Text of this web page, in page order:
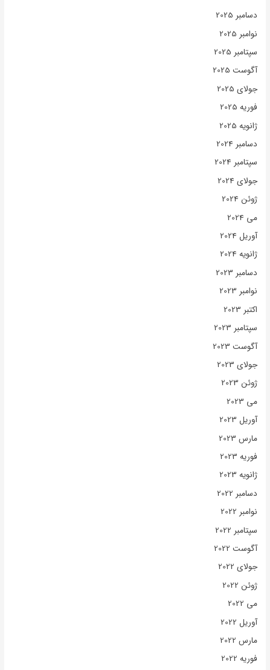
دسامبر 2025
نوامبر 2025
سپتامبر 2025
آگوست 2025
جولای 2025
فوریه 2025
ژانویه 2025
دسامبر 2024
سپتامبر 2024
جولای 2024
ژوئن 2024
می 2024
آوریل 2024
ژانویه 2024
دسامبر 2023
نوامبر 2023
اکتبر 2023
سپتامبر 2023
آگوست 2023
جولای 2023
ژوئن 2023
می 2023
آوریل 2023
مارس 2023
فوریه 2023
ژانویه 2023
دسامبر 2022
نوامبر 2022
سپتامبر 2022
آگوست 2022
جولای 2022
ژوئن 2022
می 2022
آوریل 2022
مارس 2022
فوریه 2022